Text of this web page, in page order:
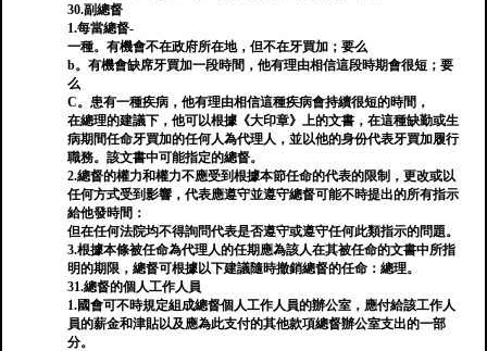
30.副總督
1.每當總督-
一種。有機會不在政府所在地，但不在牙買加；要么
b。有機會缺席牙買加一段時間，他有理由相信這段時期會很短；要
么
C。患有一種疾病，他有理由相信這種疾病會持續很短的時間，
在總理的建議下，他可以根據《大印章》上的文書，在這種缺勤或生
病期間任命牙買加的任何人為代理人，並以他的身份代表牙買加履行
職務。該文書中可能指定的總督。
2.總督的權力和權力不應受到根據本節任命的代表的限制，更改或以
任何方式受到影響，代表應遵守並遵守總督可能不時提出的所有指示
給他發時間：
但在任何法院均不得詢問代表是否遵守或遵守任何此類指示的問題。
3.根據本條被任命為代理人的任期應為該人在其被任命的文書中所指
明的期限，總督可根據以下建議隨時撤銷總督的任命：總理。
31.總督的個人工作人員
1.國會可不時規定組成總督個人工作人員的辦公室，應付給該工作人
員的薪金和津貼以及應為此支付的其他款項總督辦公室支出的一部
分。